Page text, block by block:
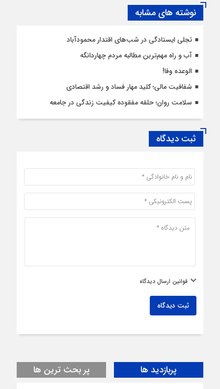
نوشته های مشابه
تجلی ایستادگی در شب‌های اقتدار محمودآباد
آب و راه مهم‌ترین مطالبه مردم چهاردانگه
الوعده وفا!
شفافیت مالی؛ کلید مهار فساد و رشد اقتصادی
سلامت روان؛ حلقه مفقوده کیفیت زندگی در جامعه
ثبت دیدگاه
قوانین ارسال دیدگاه
ثبت دیدگاه
پربازدید ها پر بحث ترین ها